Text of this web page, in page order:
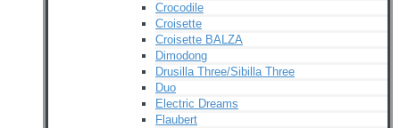
Crocodile
Croisette
Croisette BALZA
Dimodong
Drusilla Three/Sibilla Three
Duo
Electric Dreams
Flaubert